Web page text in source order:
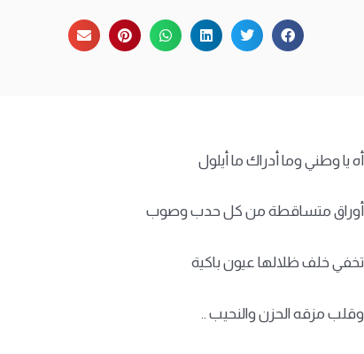
أه يا وطني وما أدراك ما أيلول
أوراق متساقطة من كل حدب وصوب
تخفي خلف ظلالها عيون باكية
وقلب مزقه الحزن والنحيب ..